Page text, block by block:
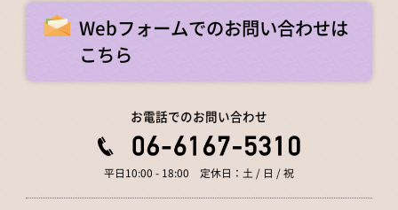
Webフォームでのお問い合わせは
こちら
お電話でのお問い合わせ
平日10:00 - 18:00 定休日：土 / 日 / 祝